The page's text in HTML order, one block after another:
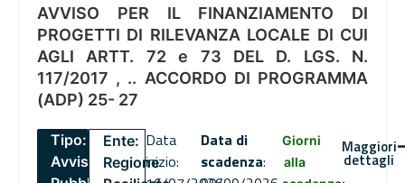
AVVISO PER IL FINANZIAMENTO DI
PROGETTI DI RILEVANZA LOCALE DI CUI
AGLI ARTT. 72 e 73 DEL D. LGS. N.
117/2017 , .. ACCORDO DI PROGRAMMA
(ADP) 25- 27
Tipo:
Avviso
Ente:
Regione
Data
inizio:
Data di
scadenza:
Giorni
alla
Maggiori
dettagli